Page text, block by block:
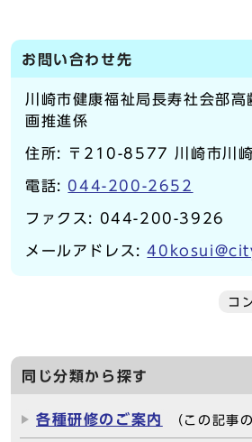
お問い合わせ先
川崎市健康福祉局長寿社会部高
画推進係
住所: 〒210-8577 川崎市川
電話: 044-200-2652
ファクス: 044-200-3926
メールアドレス:
コ
同じ分類から探す
各種研修のご案内 （この記事